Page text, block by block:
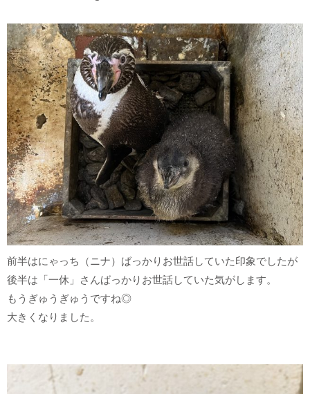
前半はにゃっち（ニナ）ばっかりお世話していた印象でしたが
後半は「一休」さんばっかりお世話していた気がします。
もうぎゅうぎゅうですね◎
大きくなりました。